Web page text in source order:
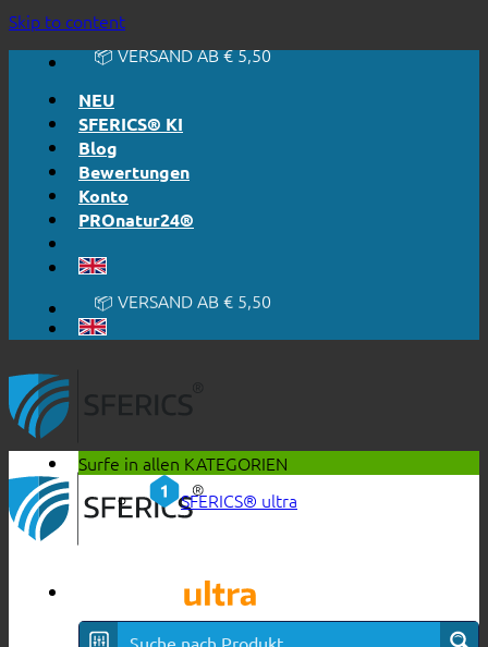
Skip to content🔆 EHRLICH. TRANSPARENT.
📦 VERSAND AB € 5,50
NEU
SFERICS® KI
Blog
Bewertungen
Konto
PROnatur24®
🔆 EINFACH. FUNKTIONIERT.
🔆 EHRLICH. TRANSPARENT.
📦 VERSAND AB € 5,50
🔖 KAUF AUF RECHNUNG
Surfe in allen KATEGORIEN
SFERICS® ultra